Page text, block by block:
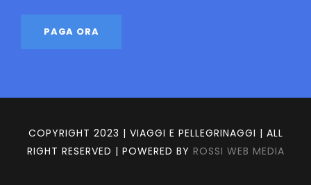
COPYRIGHT 2023 | VIAGGI E PELLEGRINAGGI | ALL
RIGHT RESERVED | POWERED BY ROSSI WEB MEDIA